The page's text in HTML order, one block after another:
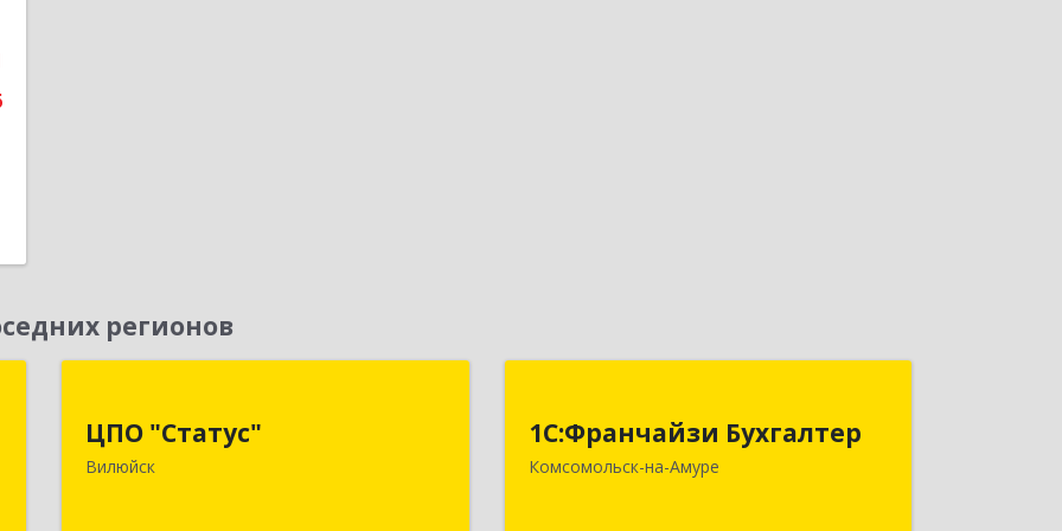
регионов
ЦПО "Статус"
Вилюйск
677000, Саха /Якутия/ Респ, Якутск г,
1С:Франчайзи Бухгалтер
Комсомольск-на-Амуре
681000, Хабаровский край,
Комсомольск-на-Амуре г,